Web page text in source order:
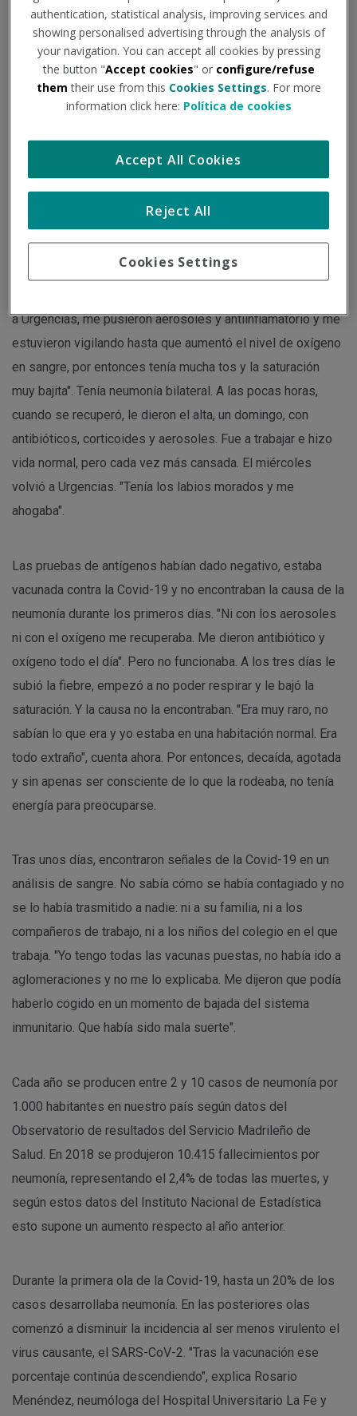
era”
Institución - Fuente:consalud.esTipo de documento:Noticia
neumonía cayeron drásticamente. Sin embargo, algunos
pacientes, vacunados, han presentado esta patología que
les ha obligado a ingresar en el hospital.
Isabel, de 57 años, entró hace alrededor de un mes al
hospital. Una tos que no la dejaba dormir fue el preludio de
a Urgencias, me pusieron aerosoles y antiinflamatorio y me
estuvieron vigilando hasta que aumentó el nivel de oxígeno
en sangre, por entonces tenía mucha tos y la saturación
muy bajita". Tenía neumonía bilateral. A las pocas horas,
cuando se recuperó, le dieron el alta, un domingo, con
antibióticos, corticoides y aerosoles. Fue a trabajar e hizo
vida normal, pero cada vez más cansada. El miércoles
volvió a Urgencias. "Tenía los labios morados y me
ahogaba".
Las pruebas de antígenos habían dado negativo, estaba
vacunada contra la Covid-19 y no encontraban la causa de la
neumonía durante los primeros días. "Ni con los aerosoles
ni con el oxígeno me recuperaba. Me dieron antibiótico y
oxígeno todo el día". Pero no funcionaba. A los tres días le
subió la fiebre, empezó a no poder respirar y le bajó la
saturación. Y la causa no la encontraban. "Era muy raro, no
sabían lo que era y yo estaba en una habitación normal. Era
todo extraño", cuenta ahora. Por entonces, decaída, agotada
y sin apenas ser consciente de lo que la rodeaba, no tenía
energía para preocuparse.
Tras unos días, encontraron señales de la Covid-19 en un
análisis de sangre. No sabía cómo se había contagiado y no
se lo había trasmitido a nadie: ni a su familia, ni a los
compañeros de trabajo, ni a los niños del colegio en el que
trabaja. "Yo tengo todas las vacunas puestas, no había ido a
aglomeraciones y no me lo explicaba. Me dijeron que podía
haberlo cogido en un momento de bajada del sistema
inmunitario. Que había sido mala suerte".
Cada año se producen entre 2 y 10 casos de neumonía por
1.000 habitantes en nuestro país según datos del
Observatorio de resultados del Servicio Madrileño de
Salud. En 2018 se produjeron 10.415 fallecimientos por
neumonía, representando el 2,4% de todas las muertes, y
según estos datos del Instituto Nacional de Estadística
esto supone un aumento respecto al año anterior.
Durante la primera ola de la Covid-19, hasta un 20% de los
casos desarrollaba neumonía. En las posteriores olas
comenzó a disminuir la incidencia al ser menos virulento el
virus causante, el SARS-CoV-2. "Tras la vacunación ese
porcentaje continúa descendiendo", explica Rosario
Menéndez, neumóloga del Hospital Universitario La Fe y
authentication, statistical analysis, improving services and
showing personalised advertising through the analysis of
your navigation. You can accept all cookies by pressing
the button "Accept cookies" or configure/refuse
them their use from this Cookies Settings. For more
information click here: Política de cookies
Cookies Settings
Reject All
Accept All Cookies